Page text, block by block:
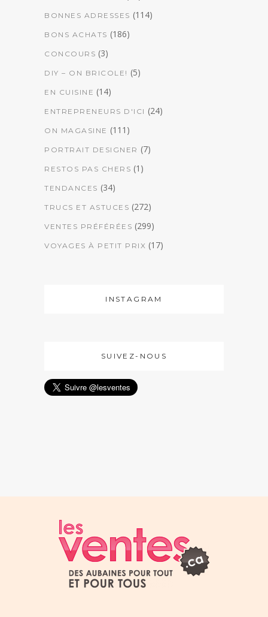
BONNES ADRESSES (114)
BONS ACHATS (186)
CONCOURS (3)
DIY – ON BRICOLE! (5)
EN CUISINE (14)
ENTREPRENEURS D'ICI (24)
ON MAGASINE (111)
PORTRAIT DESIGNER (7)
RESTOS PAS CHERS (1)
TENDANCES (34)
TRUCS ET ASTUCES (272)
VENTES PRÉFÉRÉES (299)
VOYAGES À PETIT PRIX (17)
INSTAGRAM
SUIVEZ-NOUS